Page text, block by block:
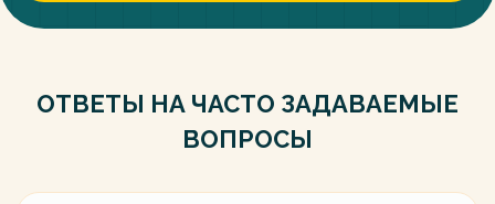
ОТВЕТЫ НА ЧАСТО ЗАДАВАЕМЫЕ
ВОПРОСЫ